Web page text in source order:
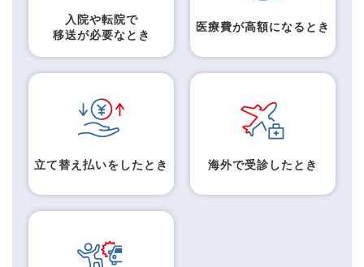
入院や転院で
移送が必要なとき
医療費が高額になるとき
立て替え払いをしたとき 海外で受診したとき